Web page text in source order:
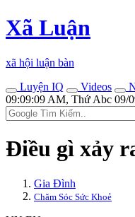
Xã Luận
xã hội luận bàn
Luyện IQ
Videos
09:09:09 AM, Thứ Abc 09/
Điều gì xảy
Gia Đình
Chăm Sóc Sức Khoẻ